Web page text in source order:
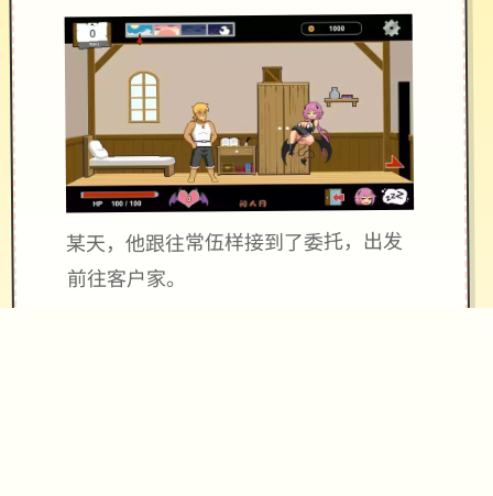
某天，他跟往常伍样接到了委托，出发
前往客户家。